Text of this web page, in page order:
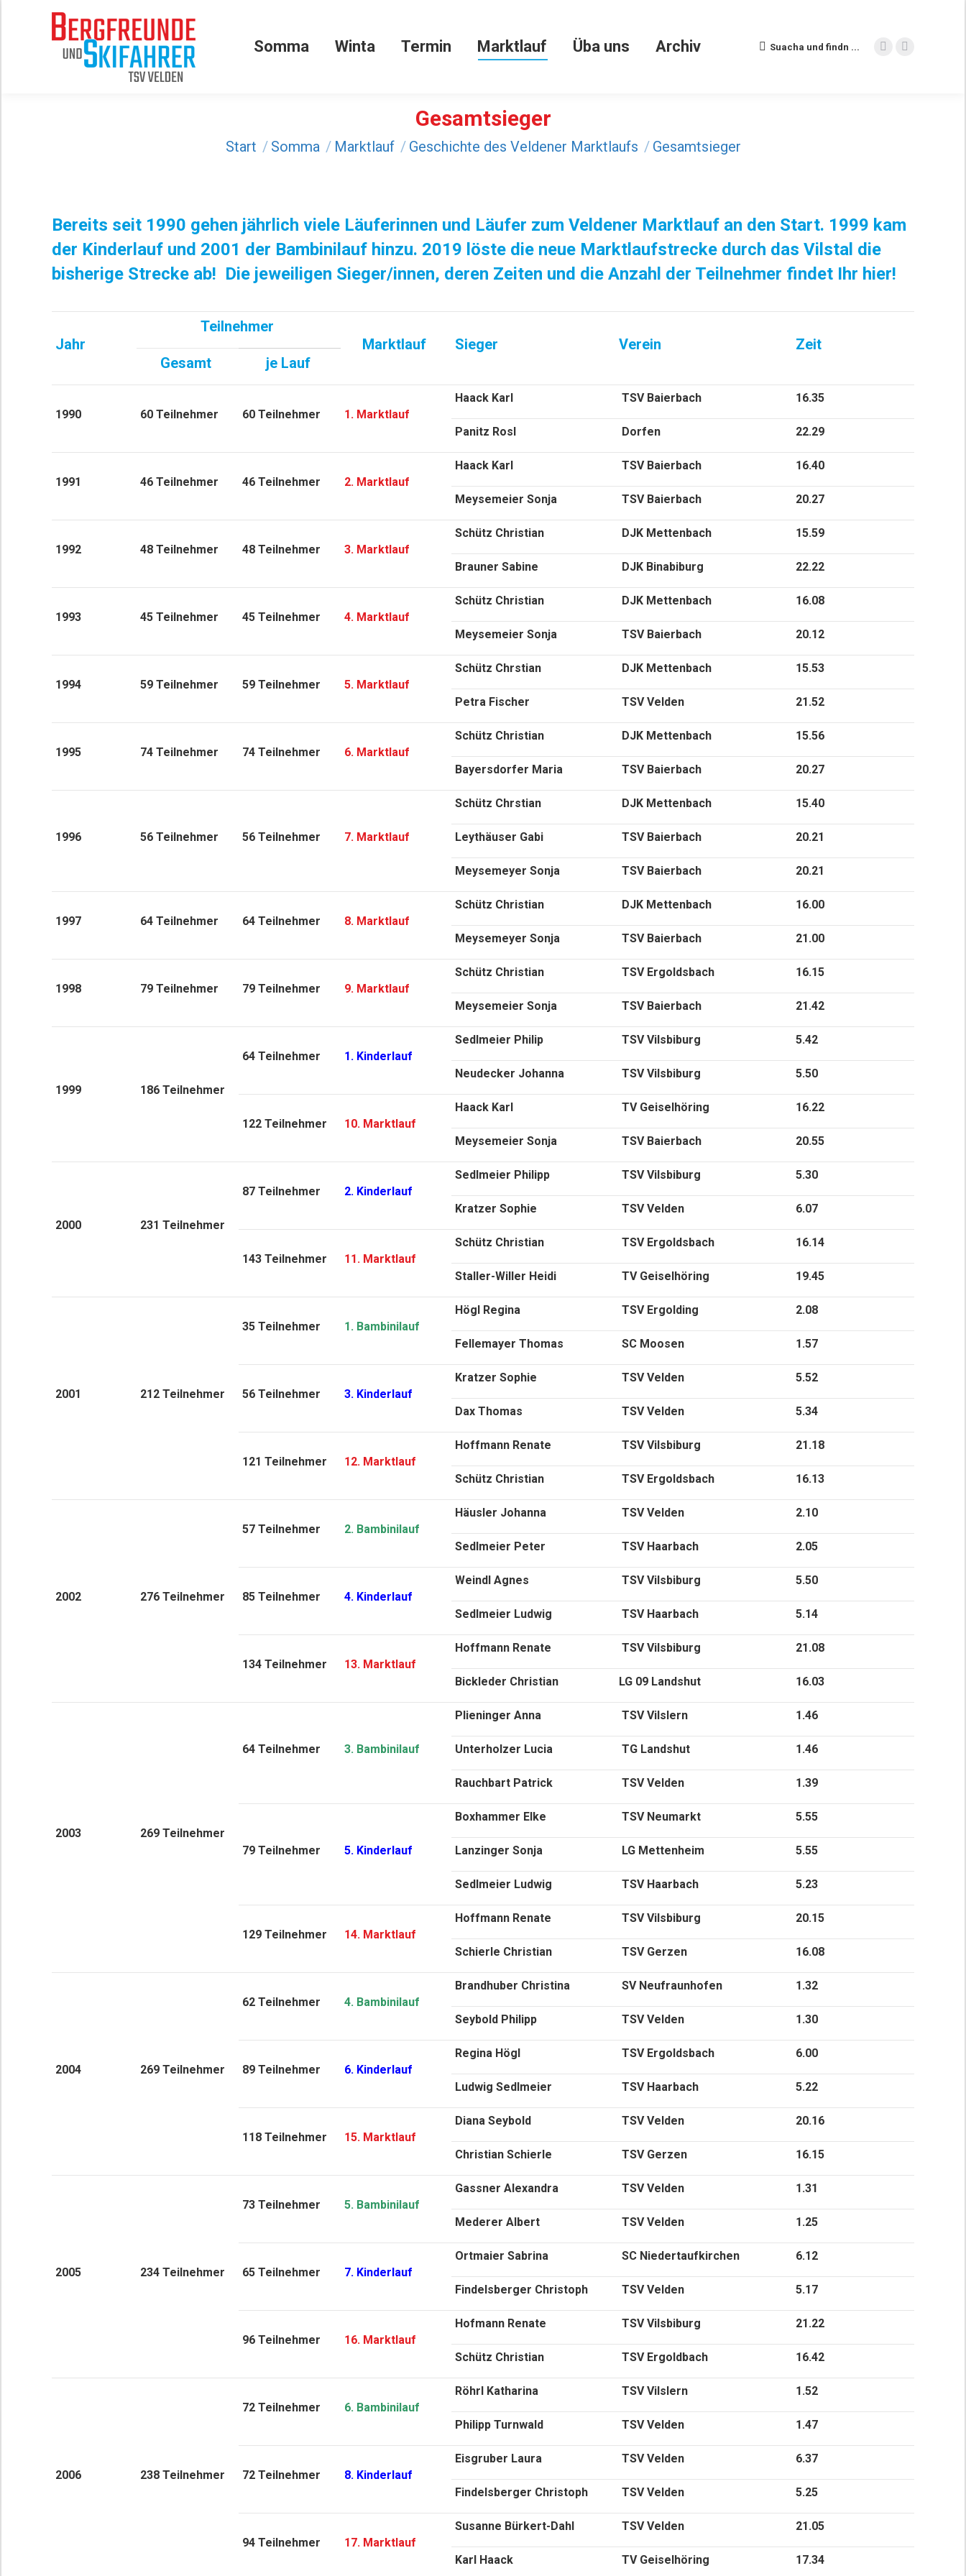
Somma Winta Termin Marktlauf Üba uns Archiv Search:
Suacha und findn ...
InstagramFacebook
Gesamtsieger
Sie befinden sich hier:
Start Somma Marktlauf Geschichte des Veldener Marktlaufs Gesamtsieger
Bereits seit 1990 gehen jährlich viele Läuferinnen und Läufer zum Veldener Marktlauf an den Start. 1999 kam
der Kinderlauf und 2001 der Bambinilauf hinzu. 2019 löste die neue Marktlaufstrecke durch das Vilstal die
bisherige Strecke ab! Die jeweiligen Sieger/innen, deren Zeiten und die Anzahl der Teilnehmer findet Ihr hier!
Jahr
Teilnehmer
Marktlauf
Sieger Verein
Zeit
Gesamt
je Lauf
1990 60 Teilnehmer 60 Teilnehmer 1. Marktlauf
Haack Karl TSV Baierbach 16.35
Panitz Rosl Dorfen 22.29
1991 46 Teilnehmer 46 Teilnehmer 2. Marktlauf
Haack Karl TSV Baierbach 16.40
Meysemeier Sonja TSV Baierbach 20.27
1992 48 Teilnehmer 48 Teilnehmer 3. Marktlauf
Schütz Christian DJK Mettenbach 15.59
Brauner Sabine DJK Binabiburg 22.22
1993 45 Teilnehmer 45 Teilnehmer 4. Marktlauf
Schütz Christian DJK Mettenbach 16.08
Meysemeier Sonja TSV Baierbach 20.12
1994 59 Teilnehmer 59 Teilnehmer 5. Marktlauf
Schütz Chrstian DJK Mettenbach 15.53
Petra Fischer TSV Velden 21.52
1995 74 Teilnehmer 74 Teilnehmer 6. Marktlauf
Schütz Christian DJK Mettenbach 15.56
Bayersdorfer Maria TSV Baierbach 20.27
1996 56 Teilnehmer 56 Teilnehmer 7. Marktlauf
Schütz Chrstian DJK Mettenbach 15.40
Leythäuser Gabi TSV Baierbach 20.21
Meysemeyer Sonja TSV Baierbach 20.21
1997 64 Teilnehmer 64 Teilnehmer 8. Marktlauf
Schütz Christian DJK Mettenbach 16.00
Meysemeyer Sonja TSV Baierbach 21.00
1998 79 Teilnehmer 79 Teilnehmer 9. Marktlauf
Schütz Christian TSV Ergoldsbach 16.15
Meysemeier Sonja TSV Baierbach 21.42
1999 186 Teilnehmer
64 Teilnehmer 1. Kinderlauf
Sedlmeier Philip TSV Vilsbiburg 5.42
Neudecker Johanna TSV Vilsbiburg 5.50
122 Teilnehmer 10. Marktlauf
Haack Karl TV Geiselhöring 16.22
Meysemeier Sonja TSV Baierbach 20.55
2000 231 Teilnehmer
87 Teilnehmer 2. Kinderlauf
Sedlmeier Philipp TSV Vilsbiburg 5.30
Kratzer Sophie TSV Velden 6.07
143 Teilnehmer 11. Marktlauf
Schütz Christian TSV Ergoldsbach 16.14
Staller-Willer Heidi TV Geiselhöring 19.45
2001 212 Teilnehmer
35 Teilnehmer 1. Bambinilauf
Högl Regina TSV Ergolding 2.08
Fellemayer Thomas SC Moosen 1.57
56 Teilnehmer 3. Kinderlauf
Kratzer Sophie TSV Velden 5.52
Dax Thomas TSV Velden 5.34
121 Teilnehmer 12. Marktlauf
Hoffmann Renate TSV Vilsbiburg 21.18
Schütz Christian TSV Ergoldsbach 16.13
2002 276 Teilnehmer
57 Teilnehmer 2. Bambinilauf
Häusler Johanna TSV Velden 2.10
Sedlmeier Peter TSV Haarbach 2.05
85 Teilnehmer 4. Kinderlauf
Weindl Agnes TSV Vilsbiburg 5.50
Sedlmeier Ludwig TSV Haarbach 5.14
134 Teilnehmer 13. Marktlauf
Hoffmann Renate TSV Vilsbiburg 21.08
Bickleder Christian LG 09 Landshut 16.03
2003 269 Teilnehmer
64 Teilnehmer 3. Bambinilauf
Plieninger Anna TSV Vilslern 1.46
Unterholzer Lucia TG Landshut 1.46
Rauchbart Patrick TSV Velden 1.39
79 Teilnehmer 5. Kinderlauf
Boxhammer Elke TSV Neumarkt 5.55
Lanzinger Sonja LG Mettenheim 5.55
Sedlmeier Ludwig TSV Haarbach 5.23
129 Teilnehmer 14. Marktlauf
Hoffmann Renate TSV Vilsbiburg 20.15
Schierle Christian TSV Gerzen 16.08
2004 269 Teilnehmer
62 Teilnehmer 4. Bambinilauf
Brandhuber Christina SV Neufraunhofen 1.32
Seybold Philipp TSV Velden 1.30
89 Teilnehmer 6. Kinderlauf
Regina Högl TSV Ergoldsbach 6.00
Ludwig Sedlmeier TSV Haarbach 5.22
118 Teilnehmer 15. Marktlauf
Diana Seybold TSV Velden 20.16
Christian Schierle TSV Gerzen 16.15
2005 234 Teilnehmer
73 Teilnehmer 5. Bambinilauf
Gassner Alexandra TSV Velden 1.31
Mederer Albert TSV Velden 1.25
65 Teilnehmer 7. Kinderlauf
Ortmaier Sabrina SC Niedertaufkirchen 6.12
Findelsberger Christoph TSV Velden 5.17
96 Teilnehmer 16. Marktlauf
Hofmann Renate TSV Vilsbiburg 21.22
Schütz Christian TSV Ergoldbach 16.42
2006 238 Teilnehmer
72 Teilnehmer 6. Bambinilauf
Röhrl Katharina TSV Vilslern 1.52
Philipp Turnwald TSV Velden 1.47
72 Teilnehmer 8. Kinderlauf
Eisgruber Laura TSV Velden 6.37
Findelsberger Christoph TSV Velden 5.25
94 Teilnehmer 17. Marktlauf
Susanne Bürkert-Dahl TSV Velden 21.05
Karl Haack TV Geiselhöring 17.34
page
page